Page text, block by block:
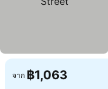
จาก ฿1,063